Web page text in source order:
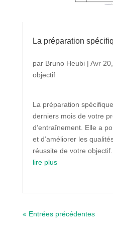
La préparation
par Bruno Heubi| Avr
objectif
La préparation
derniers mois de votre
d’entraînement. Elle a
et d’améliorer les
réussite de votre objectif.
lire plus
« Entrées précédentes